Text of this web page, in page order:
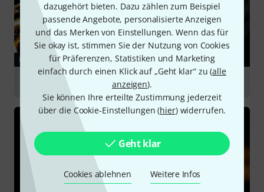
dazugehört bieten. Dazu zählen zum Beispiel
passende Angebote, personalisierte Anzeigen
und das Merken von Einstellungen. Wenn das für
Sie okay ist, stimmen Sie der Nutzung von Cookies
für Präferenzen, Statistiken und Marketing
einfach durch einen Klick auf „Geht klar“ zu (alle
anzeigen).
Sie können Ihre erteilte Zustimmung jederzeit
über die Cookie-Einstellungen (hier) widerrufen.
Geht klar
Cookies ablehnen Weitere Infos
RATGEBER
Saxophone